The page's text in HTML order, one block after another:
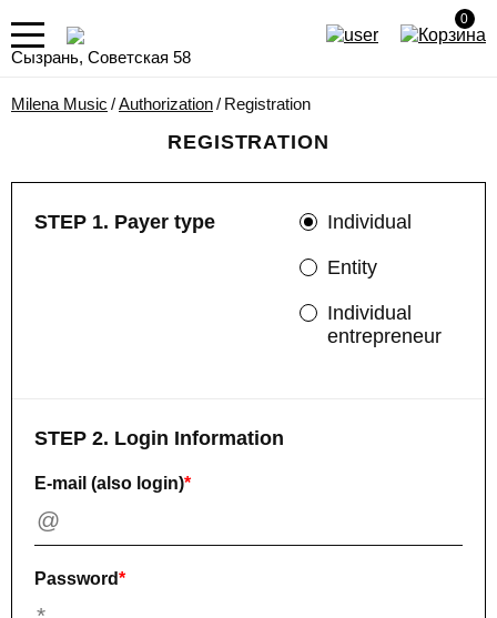
0
Сызрань, Советская 58
Milena Music /Authorization/ Registration
REGISTRATION
STEP 1. Payer type Individual
Entity
Individual
entrepreneur
STEP 2. Login Information
E-mail (also login)*
Password*